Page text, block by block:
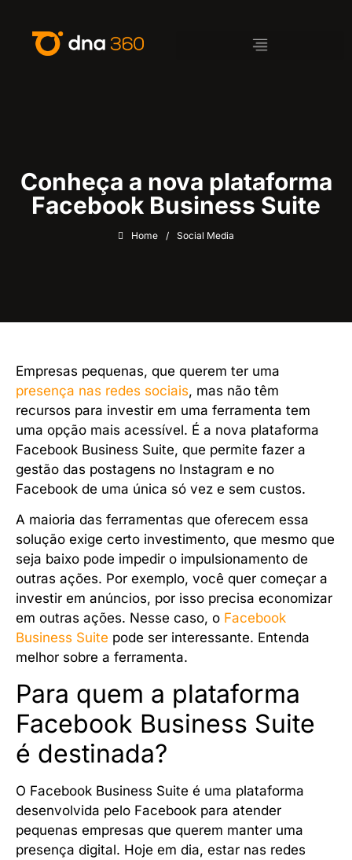
Conheça a nova plataforma
Facebook Business Suite
Home / Social Media
Empresas pequenas, que querem ter uma
presença nas redes sociais, mas não têm
recursos para investir em uma ferramenta tem
uma opção mais acessível. É a nova plataforma
Facebook Business Suite, que permite fazer a
gestão das postagens no Instagram e no
Facebook de uma única só vez e sem custos.
A maioria das ferramentas que oferecem essa
solução exige certo investimento, que mesmo que
seja baixo pode impedir o impulsionamento de
outras ações. Por exemplo, você quer começar a
investir em anúncios, por isso precisa economizar
em outras ações. Nesse caso, o Facebook
Business Suite pode ser interessante. Entenda
melhor sobre a ferramenta.
Para quem a plataforma
Facebook Business Suite
é destinada?
O Facebook Business Suite é uma plataforma
desenvolvida pelo Facebook para atender
pequenas empresas que querem manter uma
presença digital. Hoje em dia, estar nas redes